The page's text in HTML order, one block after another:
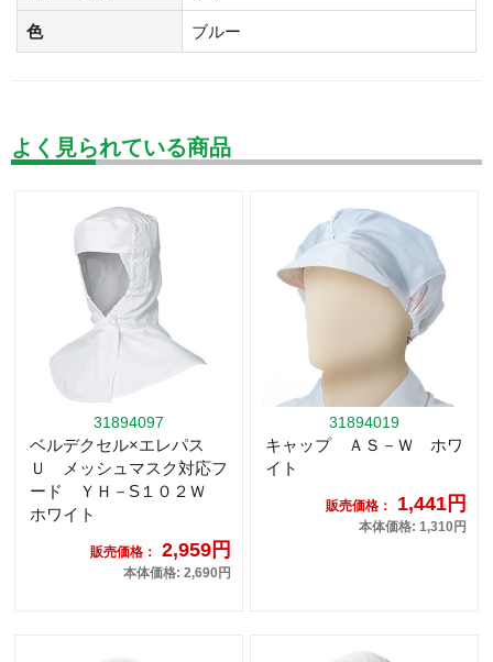
色 ブルー
よく見られている商品
31894097
ベルデクセル×エレパス
Ｕ メッシュマスク対応フ
ード ＹＨ－S１０２Ｗ
ホワイト
販売価格： 2,959円
本体価格: 2,690円
31894019
キャップ ＡＳ－Ｗ ホワ
イト
販売価格： 1,441円
本体価格: 1,310円